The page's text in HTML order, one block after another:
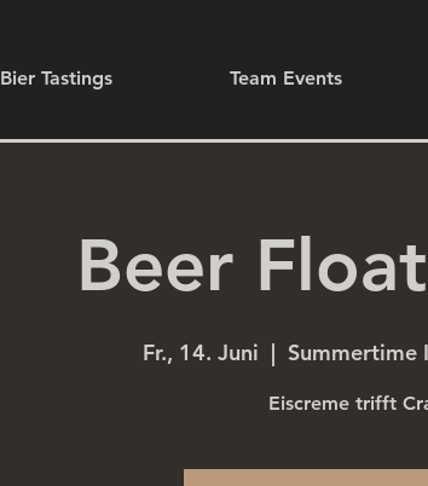
Bier Tastings Team Events
Beer
Fr., 14. Juni
  |
Summertime
Eiscreme trifft